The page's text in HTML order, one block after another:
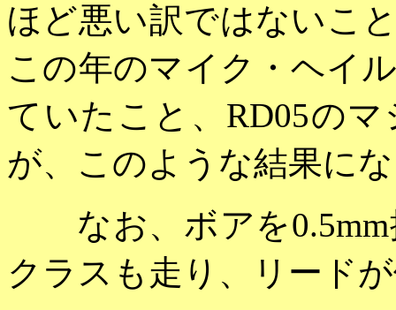
ほど悪い訳ではないこ
この年のマイク・ヘイ
ていたこと、RD05の
が、このような結果に
なお、ボアを0.5mm
クラスも走り、リード